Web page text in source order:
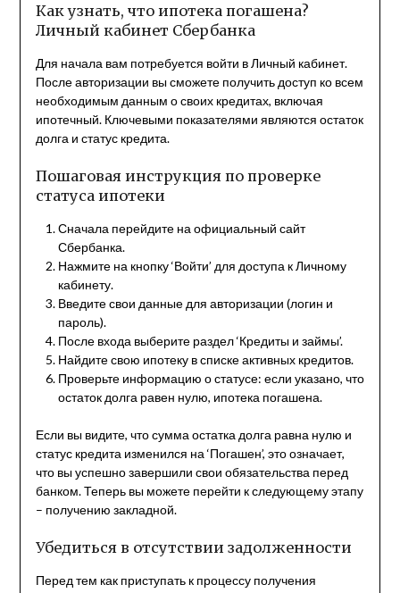
Как узнать, что ипотека погашена?
Личный кабинет Сбербанка
Для начала вам потребуется войти в Личный кабинет.
После авторизации вы сможете получить доступ ко всем
необходимым данным о своих кредитах, включая
ипотечный. Ключевыми показателями являются остаток
долга и статус кредита.
Пошаговая инструкция по проверке
статуса ипотеки
Сначала перейдите на официальный сайт
Сбербанка.
Нажмите на кнопку ‘Войти’ для доступа к Личному
кабинету.
Введите свои данные для авторизации (логин и
пароль).
После входа выберите раздел ‘Кредиты и займы’.
Найдите свою ипотеку в списке активных кредитов.
Проверьте информацию о статусе: если указано, что
остаток долга равен нулю, ипотека погашена.
Если вы видите, что сумма остатка долга равна нулю и
статус кредита изменился на ‘Погашен’, это означает,
что вы успешно завершили свои обязательства перед
банком. Теперь вы можете перейти к следующему этапу
– получению закладной.
Убедиться в отсутствии задолженности
Перед тем как приступать к процессу получения